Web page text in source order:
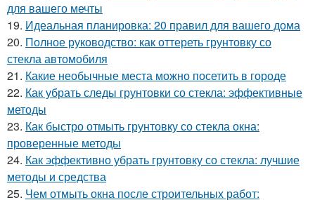
для вашего мечты
19. Идеальная планировка: 20 правил для вашего дома
20. Полное руководство: как оттереть грунтовку со
стекла автомобиля
21. Какие необычные места можно посетить в городе
22. Как убрать следы грунтовки со стекла: эффективные
методы
23. Как быстро отмыть грунтовку со стекла окна:
проверенные методы
24. Как эффективно убрать грунтовку со стекла: лучшие
методы и средства
25. Чем отмыть окна после строительных работ: